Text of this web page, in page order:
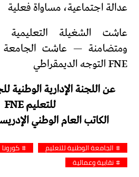
عدالة اجتماعية، مساواة فعلية
عاشت الشغيلة
ومتضامنة — عاشت الجامعة
FNE التوجه الديمقراطي
عن اللجنة الإدارية الوطنية
للتعليم FNE
الكاتب العام الوطني
الجامعة الوطنية للتعليم
كورونا
نقابية وعمالية